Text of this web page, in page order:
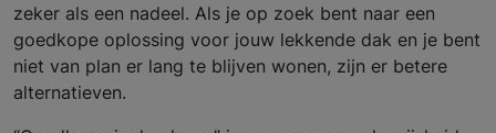
zeker als een nadeel. Als je op zoek bent naar een
goedkope oplossing voor jouw lekkende dak en je bent
niet van plan er lang te blijven wonen, zijn er betere
alternatieven.